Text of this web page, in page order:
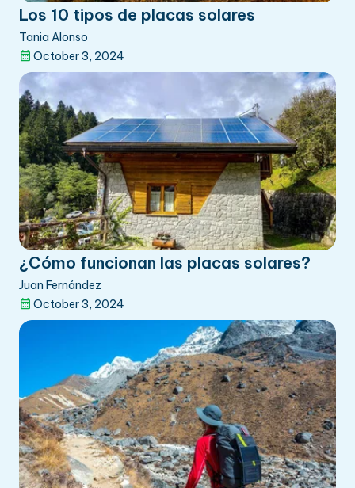
Los 10 tipos de placas solares
Tania Alonso
October 3, 2024
¿Cómo funcionan las placas solares?
Juan Fernández
October 3, 2024